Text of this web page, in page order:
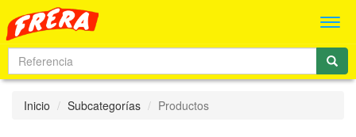
Inicio Subcategorías Productos